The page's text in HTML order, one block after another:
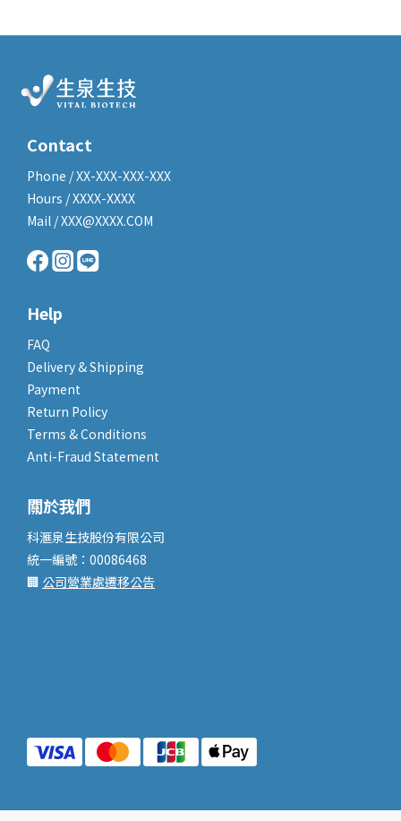
Contact
Phone / XX-XXX-XXX-XXX
Hours / XXXX-XXXX
Mail / XXX@XXXX.COM
Help
FAQ
Delivery & Shipping
Payment
Return Policy
Terms & Conditions
Anti-Fraud Statement
關於我們
科滙泉生技股份有限公司
統一編號：00086468
🏢 公司營業處遷移公告